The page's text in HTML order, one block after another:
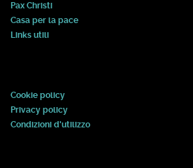
Pax Christi
Casa per la pace
Links utili
Cookie policy
Privacy policy
Condizioni d'utilizzo